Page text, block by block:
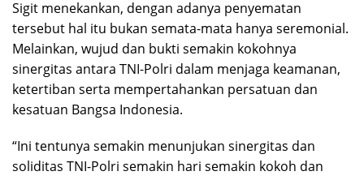
Sigit menekankan, dengan adanya penyematan
tersebut hal itu bukan semata-mata hanya seremonial.
Melainkan, wujud dan bukti semakin kokohnya
sinergitas antara TNI-Polri dalam menjaga keamanan,
ketertiban serta mempertahankan persatuan dan
kesatuan Bangsa Indonesia.
“Ini tentunya semakin menunjukan sinergitas dan
soliditas TNI-Polri semakin hari semakin kokoh dan